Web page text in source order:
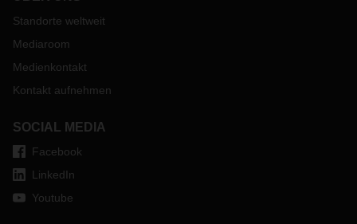
Standorte weltweit
Mediaroom
Medienkontakt
Kontakt aufnehmen
SOCIAL MEDIA
Facebook
LinkedIn
Youtube